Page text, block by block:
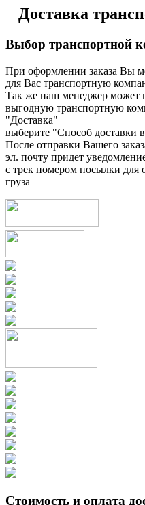
Доставка
Выбор транспортной
При оформлении заказа Вы
для Вас транспортную
Так же наш менеджер может
выгодную транспортную
"Доставка"
выберите "Способ доставки
После отправки Вашего
эл. почту придет
с трек номером посылки для
груза
Стоимость и оплата